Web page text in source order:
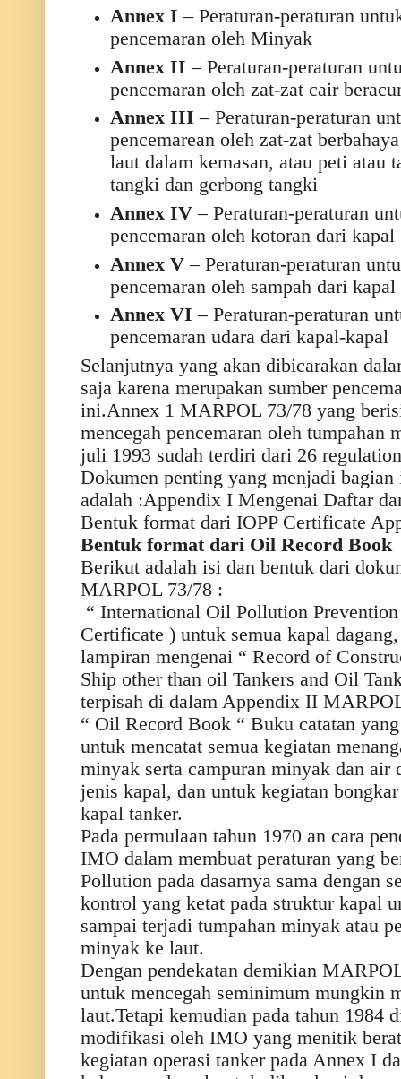
Annex I– Peraturan-peraturan
pencemaran oleh Minyak
Annex II – Peraturan-peraturan
pencemaran oleh zat-zat cair
Annex III – Peraturan-peraturan
pencemarean oleh zat-zat
laut dalam kemasan, atau peti atau
tangki dan gerbong tangki
Annex IV – Peraturan-peraturan
pencemaran oleh kotoran dari kapal
Annex V– Peraturan-peraturan
pencemaran oleh sampah dari kapal
Annex VI – Peraturan-peraturan
pencemaran udara dari kapal-kapal
Selanjutnya yang akan dibicarakan
saja karena merupakan sumber
ini.Annex 1 MARPOL 73/78 yang
mencegah pencemaran oleh tumpahan
juli 1993 sudah terdiri dari 26
Dokumen penting yang menjadi
adalah :Appendix I Mengenai Daftar
Bentuk format dari IOPP Certificate
Bentuk format dari Oil Record Book
Berikut adalah isi dan bentuk dari
MARPOL 73/78 :
“ International Oil Pollution
Certificate ) untuk semua kapal
lampiran mengenai “ Record of
Ship other than oil Tankers and Oil
terpisah di dalam Appendix II
“ Oil Record Book “ Buku catatan
untuk mencatat semua kegiatan
minyak serta campuran minyak dan air
jenis kapal, dan untuk kegiatan
kapal tanker.
Pada permulaan tahun 1970 an cara
IMO dalam membuat peraturan yang
Pollution pada dasarnya sama dengan
kontrol yang ketat pada struktur kapal
sampai terjadi tumpahan minyak atau
minyak ke laut.
Dengan pendekatan demikian
untuk mencegah seminimum mungkin
laut.Tetapi kemudian pada tahun 1984
modifikasi oleh IMO yang menitik
kegiatan operasi tanker pada Annex I